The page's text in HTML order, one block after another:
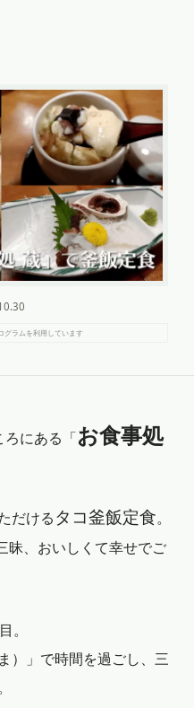
グラムを利用しています
にある「お食事処
だけるタコ釜飯定食。
昧、おいしくて幸せでご
。
）」で時間を過ごし、三